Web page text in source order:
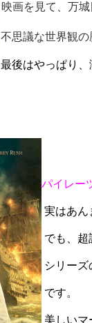
映画を見て、万城
不思議な世界観の
最後はやっぱり、
パイレー
実はあん
でも、超
シリーズ
です。
美しいマ